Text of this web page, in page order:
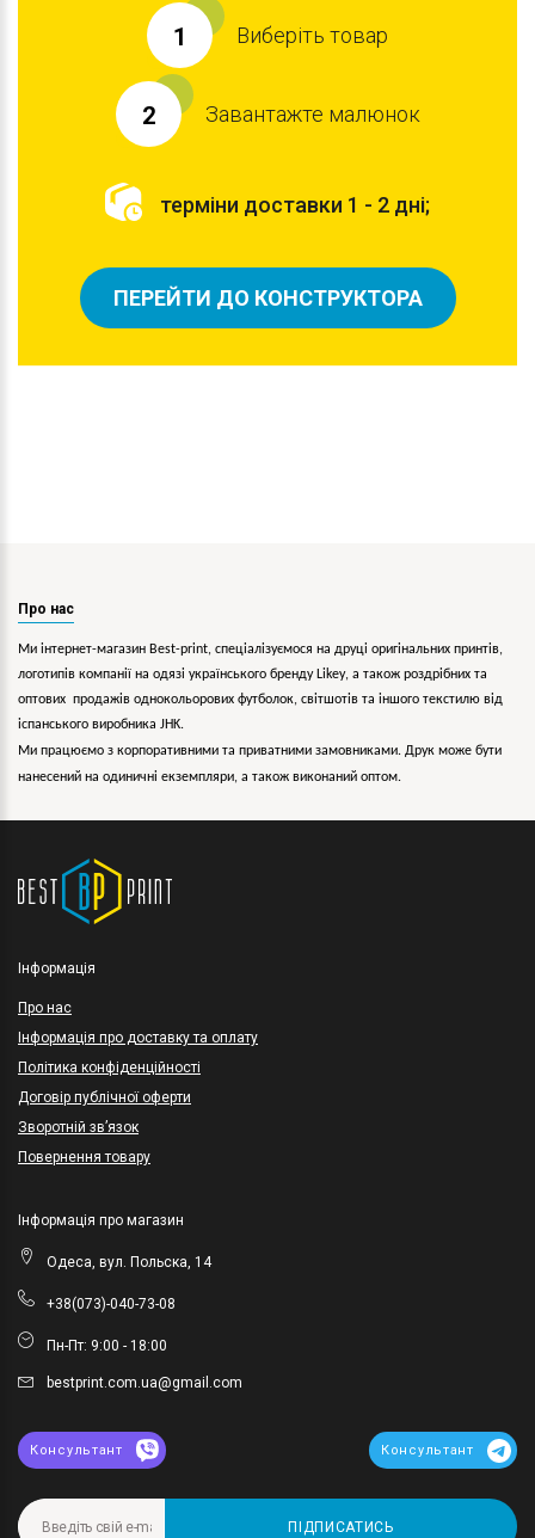
1 Виберіть товар
2 Завантажте малюнок
терміни доставки 1 - 2 дні;
ПЕРЕЙТИ ДО КОНСТРУКТОРА
Про нас
Ми інтернет-магазин Best-print, спеціалізуємося на друці оригінальних принтів,
логотипів компанії на одязі українського бренду Likey, а також роздрібних та
оптових продажів однокольорових футболок, світшотів та іншого текстилю від
іспанського виробника JHK.
Ми працюємо з корпоративними та приватними замовниками. Друк може бути
нанесений на одиничні екземпляри, а також виконаний оптом.
Інформація
Про нас
Інформація про доставку та оплату
Політика конфіденційності
Договір публічної оферти
Зворотній зв’язок
Повернення товару
Інформація про магазин
Одеса, вул. Польска, 14
+38(073)-040-73-08
Пн-Пт: 9:00 - 18:00
bestprint.com.ua@gmail.com
Консультант Консультант
ПІДПИСАТИСЬ